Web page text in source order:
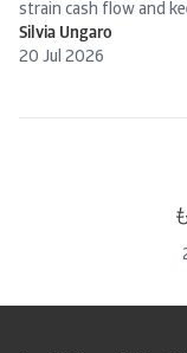
strain cash flow and
Indonesia, with firms
Silvia Ungaro
20 Jul 2026